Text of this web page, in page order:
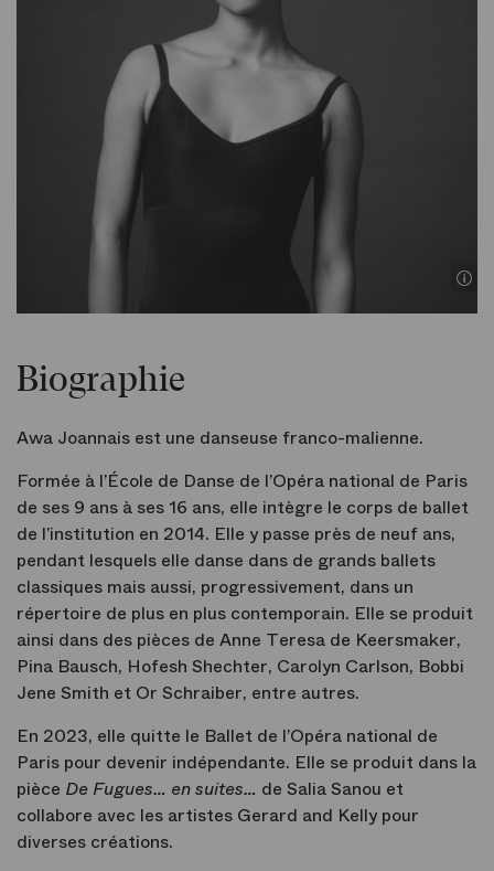
Biographie
Awa Joannais est une danseuse franco-malienne.
Formée à l’École de Danse de l’Opéra national de Paris
de ses 9 ans à ses 16 ans, elle intègre le corps de ballet
de l’institution en 2014. Elle y passe près de neuf ans,
pendant lesquels elle danse dans de grands ballets
classiques mais aussi, progressivement, dans un
répertoire de plus en plus contemporain. Elle se produit
ainsi dans des pièces de Anne Teresa de Keersmaker,
Pina Bausch, Hofesh Shechter, Carolyn Carlson, Bobbi
Jene Smith et Or Schraiber, entre autres.
En 2023, elle quitte le Ballet de l’Opéra national de
Paris pour devenir indépendante. Elle se produit dans la
pièce De Fugues… en suites… de Salia Sanou et
collabore avec les artistes Gerard and Kelly pour
diverses créations.